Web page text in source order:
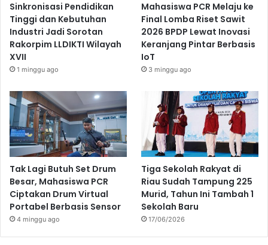
Sinkronisasi Pendidikan
Tinggi dan Kebutuhan
Industri Jadi Sorotan
Rakorpim LLDIKTI Wilayah
XVII
1 minggu ago
Mahasiswa PCR Melaju ke
Final Lomba Riset Sawit
2026 BPDP Lewat Inovasi
Keranjang Pintar Berbasis
IoT
3 minggu ago
Tak Lagi Butuh Set Drum
Besar, Mahasiswa PCR
Ciptakan Drum Virtual
Portabel Berbasis Sensor
4 minggu ago
Tiga Sekolah Rakyat di
Riau Sudah Tampung 225
Murid, Tahun Ini Tambah 1
Sekolah Baru
17/06/2026